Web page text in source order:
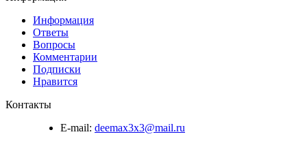
Информация
Ответы
Вопросы
Комментарии
Подписки
Нравится
Контакты
E-mail: deemax3x3@mail.ru